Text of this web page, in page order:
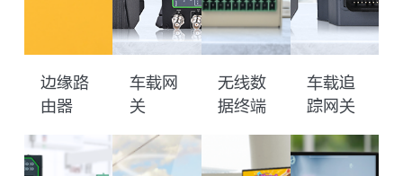
边缘路
由器
车载网
关
无线数
据终端
车载追
踪网关